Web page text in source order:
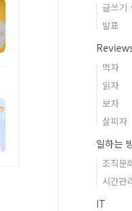
글쓰기
발표
먹자
읽자
보자
살피자
일하는
조직문
시간관
IT